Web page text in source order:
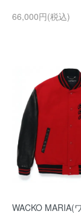
66,000円(税込)
WACKO MARIA(